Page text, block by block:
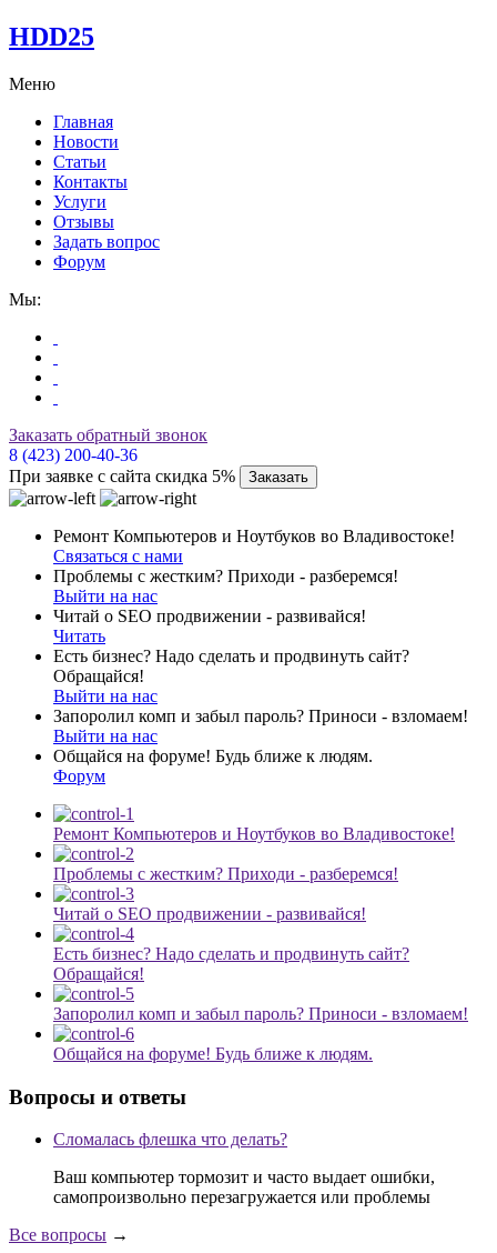
HDD25
Меню
Главная
Новости
Статьи
Контакты
Услуги
Отзывы
Задать вопрос
Форум
Мы:
Заказать обратный звонок
8 (423) 200-40-36
При заявке с сайта скидка 5%
Заказать
Ремонт Компьютеров и Ноутбуков во Владивостоке!
Связаться с нами
Проблемы с жестким? Приходи - разберемся!
Выйти на нас
Читай о SEO продвижении - развивайся!
Читать
Есть бизнес? Надо сделать и продвинуть сайт?
Обращайся!
Выйти на нас
Запоролил комп и забыл пароль? Приноси - взломаем!
Выйти на нас
Общайся на форуме! Будь ближе к людям.
Форум
Ремонт Компьютеров и Ноутбуков во Владивостоке!
Проблемы с жестким? Приходи - разберемся!
Читай о SEO продвижении - развивайся!
Есть бизнес? Надо сделать и продвинуть сайт?
Обращайся!
Запоролил комп и забыл пароль? Приноси - взломаем!
Общайся на форуме! Будь ближе к людям.
Вопросы и ответы
Сломалась флешка что делать?
Ваш компьютер тормозит и часто выдает ошибки,
самопроизвольно перезагружается или проблемы
Все вопросы →